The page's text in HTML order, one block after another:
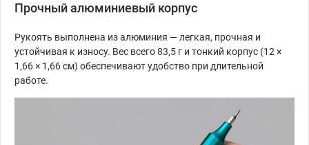
Прочный алюминиевый корпус
Рукоять выполнена из алюминия — легкая, прочная и
устойчивая к износу. Вес всего 83,5 г и тонкий корпус (12 ×
1,66 × 1,66 см) обеспечивают удобство при длительной
работе.